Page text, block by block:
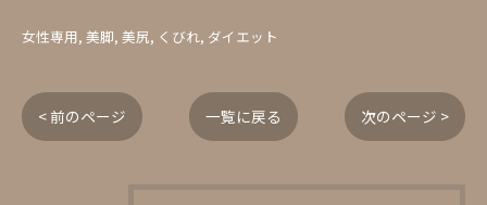
女性専用 美脚 美尻 くびれ ダイエット
< 前のページ 一覧に戻る 次のページ >